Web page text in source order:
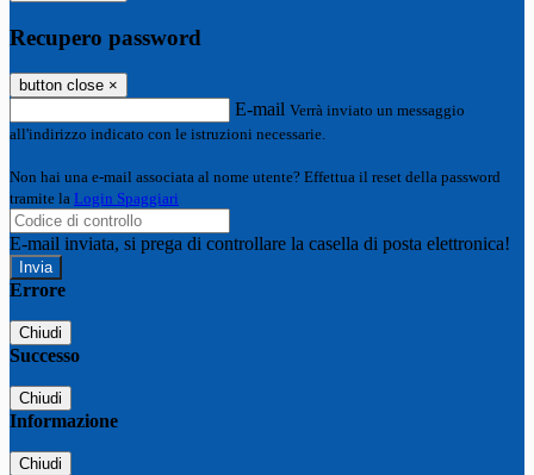
Recupero password
button close ×
E-mail Verrà inviato un messaggio
all'indirizzo indicato con le istruzioni necessarie.
Non hai una e-mail associata al nome utente? Effettua il reset della password
tramite la Login Spaggiari
E-mail inviata, si prega di controllare la casella di posta elettronica!
Errore
Chiudi
Successo
Chiudi
Informazione
Chiudi